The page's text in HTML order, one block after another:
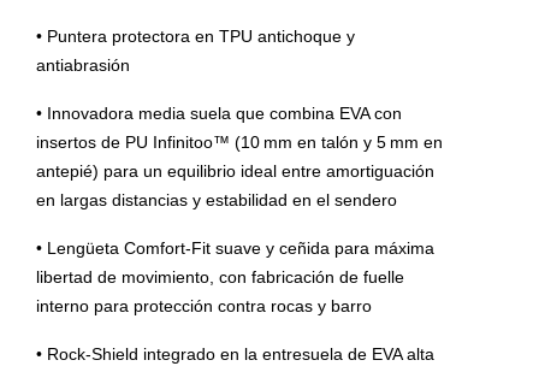
• Puntera protectora en TPU antichoque y
antiabrasión
• Innovadora media suela que combina EVA con
insertos de PU Infinitoo™ (10 mm en talón y 5 mm en
antepié) para un equilibrio ideal entre amortiguación
en largas distancias y estabilidad en el sendero
• Lengüeta Comfort-Fit suave y ceñida para máxima
libertad de movimiento, con fabricación de fuelle
interno para protección contra rocas y barro
• Rock-Shield integrado en la entresuela de EVA alta